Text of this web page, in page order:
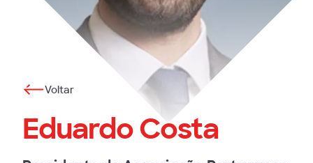
Voltar
Eduardo Costa